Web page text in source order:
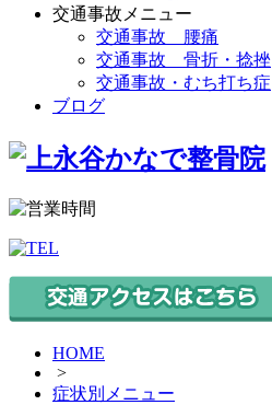
交通事故メニュー
交通事故 腰痛
交通事故 骨折・捻挫
交通事故・むち打ち症
ブログ
HOME
>
症状別メニュー